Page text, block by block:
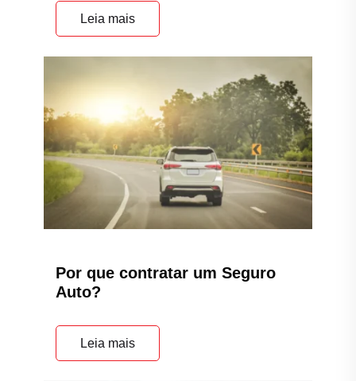
Leia mais
Por que contratar um Seguro
Auto?
Leia mais